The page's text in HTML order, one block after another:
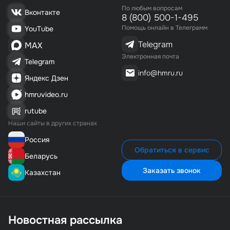
Датчик для экстренной остановки движения каретки
Цепной механизм вращения платформы и подъема
каретки
Наличие технических отверстий для транспортировки
паллета в цеху
Аварийный выключатель для моментальной остановки
оборудования
Временная регулировка работы фотодатчика вверху
паллета)
Качество и безопасность
Качество и безопасность паллетоупаковщика
соответствуют всем отечественным и европейским
требованиям.
Дополнительные опции
Вконтакте
YouTube
MAX
Telegram
Яндекс Дзен
hmruvideo.ru
rutube
Наши сайты в других странах
Россия
Беларусь
Казахстан
По любым вопросам
8 (800) 500-1-495
Помощь онлайн в Телеграмм
Telegram
Электронная почта
info@hmru.ru
Обратиться в сервис
Заказать звонок
Новостная рассылка